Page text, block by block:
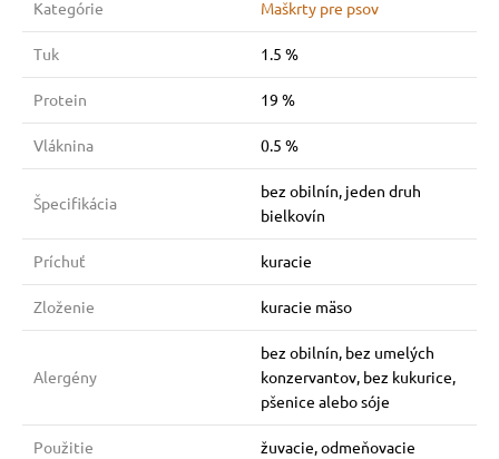
Kategórie Maškrty pre psov
Tuk 1.5 %
Protein 19 %
Vláknina 0.5 %
Špecifikácia
bez obilnín, jeden druh
bielkovín
Príchuť kuracie
Zloženie kuracie mäso
Alergény
bez obilnín, bez umelých
konzervantov, bez kukurice,
pšenice alebo sóje
Použitie žuvacie, odmeňovacie